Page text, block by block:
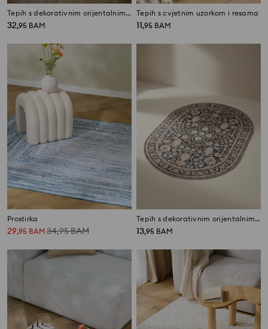
Tepih s dekorativnim orijentalnim uzorkom
32,95 BAM
Tepih s cvjetnim uzorkom i resama
11,95 BAM
Prostirka
29,95 BAM 34,95BAM
Tepih s dekorativnim orijentalnim uzorkom
13,95 BAM